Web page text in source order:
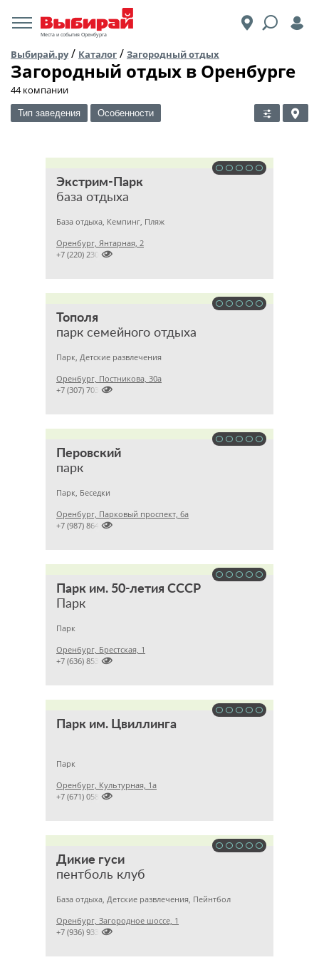
Места и события Оренбурга
Выбирай.ру/ Каталог / Загородный отдых
Загородный отдых в Оренбурге
44 компании
Тип заведения Особенности
Экстрим-Парк
база отдыха
База отдыха, Кемпинг, Пляж
Оренбург, Янтарная, 2

+7 (220) 230
Тополя
парк семейного отдыха
Парк, Детские развлечения
Оренбург, Постникова, 30а

+7 (307) 703
Перовский
парк
Парк, Беседки
Оренбург, Парковый проспект, 6а

+7 (987) 864
Парк им. 50-летия СССР
Парк
Парк
Оренбург, Брестская, 1

+7 (636) 853
Парк им. Цвиллинга
Парк
Оренбург, Культурная, 1а

+7 (671) 058
Дикие гуси
пентболь клуб
База отдыха, Детские развлечения, Пейнтбол
Оренбург, Загородное шоссе, 1

+7 (936) 933